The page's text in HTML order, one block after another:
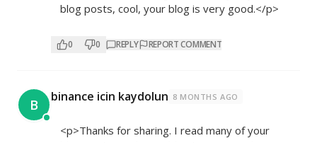
blog posts, cool, your blog is very good.</p>
0 0 REPLY REPORT COMMENT
B binance icin kaydolun 8 MONTHS AGO
<p>Thanks for sharing. I read many of your